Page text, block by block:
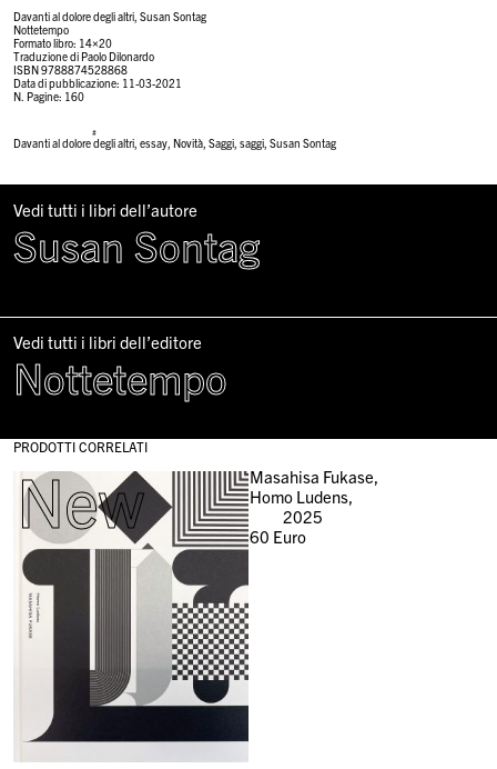
Davanti al dolore degli altri, Susan Sontag
Nottetempo
Formato libro: 14×20
Traduzione di Paolo Dilonardo
ISBN9788874528868
Data di pubblicazione: 11-03-2021
N. Pagine: 160
#
Davanti al dolore degli altri ,essay Novità ,Saggi ,saggi ,Susan Sontag
Vedi tutti i libri dell’autore
Susan Sontag
Vedi tutti i libri dell’editore
Nottetempo
PRODOTTI CORRELATI
New
Masahisa Fukase,
Homo Ludens,
2025
60 Euro